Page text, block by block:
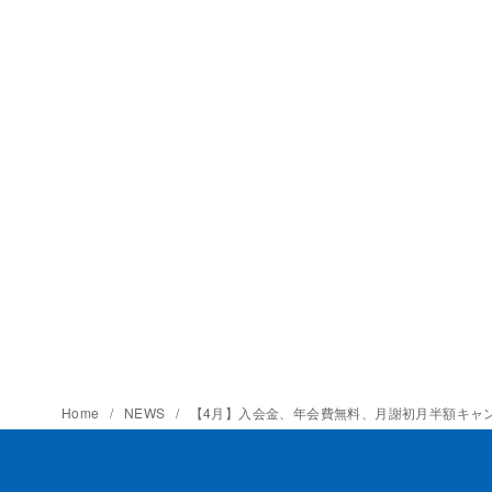
Home NEWS 【4月】入会金、年会費無料、月謝初月半額キ